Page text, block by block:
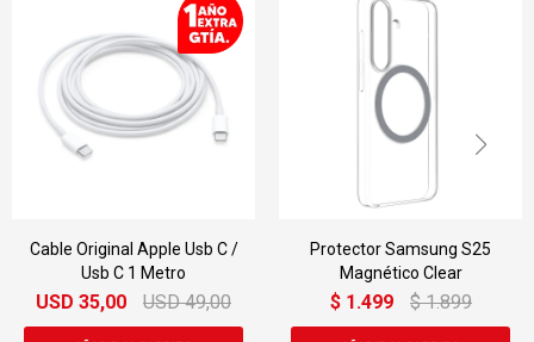
Cable Original Apple Usb C /
Usb C 1 Metro
USD 35,00 USD 49,00
Protector Samsung S25
Magnético Clear
$ 1.499 $ 1.899